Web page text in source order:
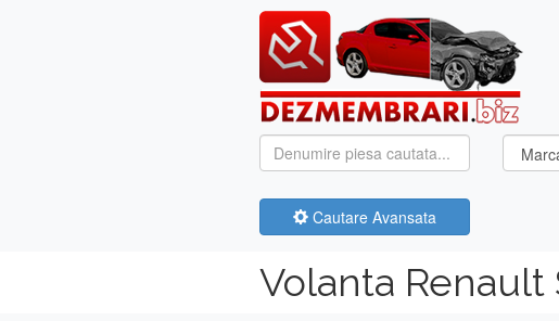
Cautare Avansata
Volanta Renault